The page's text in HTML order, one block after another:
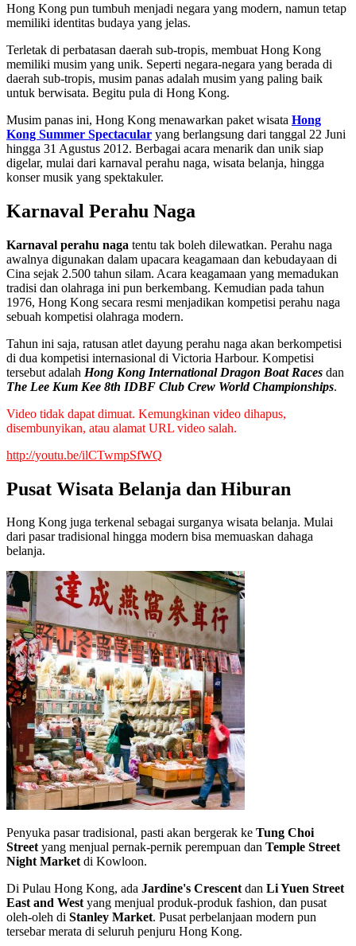
Hong Kong pun tumbuh menjadi negara yang modern, namun tetap
memiliki identitas budaya yang jelas.
Terletak di perbatasan daerah sub-tropis, membuat Hong Kong
memiliki musim yang unik. Seperti negara-negara yang berada di
daerah sub-tropis, musim panas adalah musim yang paling baik
untuk berwisata. Begitu pula di Hong Kong.
Musim panas ini, Hong Kong menawarkan paket wisata Hong
Kong Summer Spectacular yang berlangsung dari tanggal 22 Juni
hingga 31 Agustus 2012. Berbagai acara menarik dan unik siap
digelar, mulai dari karnaval perahu naga, wisata belanja, hingga
konser musik yang spektakuler.
Karnaval Perahu Naga
Karnaval perahu naga tentu tak boleh dilewatkan. Perahu naga
awalnya digunakan dalam upacara keagamaan dan kebudayaan di
Cina sejak 2.500 tahun silam. Acara keagamaan yang memadukan
tradisi dan olahraga ini pun berkembang. Kemudian pada tahun
1976, Hong Kong secara resmi menjadikan kompetisi perahu naga
sebuah kompetisi olahraga modern.
Tahun ini saja, ratusan atlet dayung perahu naga akan berkompetisi
di dua kompetisi internasional di Victoria Harbour. Kompetisi
tersebut adalah Hong Kong International Dragon Boat Races dan
The Lee Kum Kee 8th IDBF Club Crew World Championships.
Video tidak dapat dimuat. Kemungkinan video dihapus,
disembunyikan, atau alamat URL video salah.
http://youtu.be/ilCTwmpSfWQ
Pusat Wisata Belanja dan Hiburan
Hong Kong juga terkenal sebagai surganya wisata belanja. Mulai
dari pasar tradisional hingga modern bisa memuaskan dahaga
belanja.
Penyuka pasar tradisional, pasti akan bergerak ke Tung Choi
Streetyang menjual pernak-pernik perempuan dan Temple Street
Night Marketdi Kowloon.
Di Pulau Hong Kong, ada Jardine's Crescentdan Li Yuen Street
East and Westyang menjual produk-produk fashion, dan pusat
oleh-oleh di Stanley Market. Pusat perbelanjaan modern pun
tersebar merata di seluruh penjuru Hong Kong.